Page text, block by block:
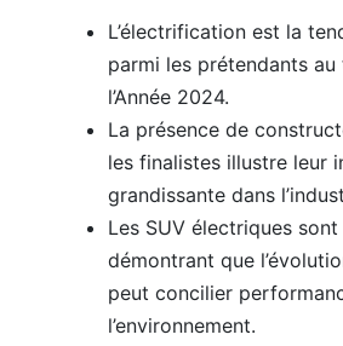
L’électrification est la
parmi les prétendants
l’Année 2024.
La présence de
les finalistes illustre leur
grandissante dans
Les SUV électriques
démontrant que
peut concilier
l’environnement.